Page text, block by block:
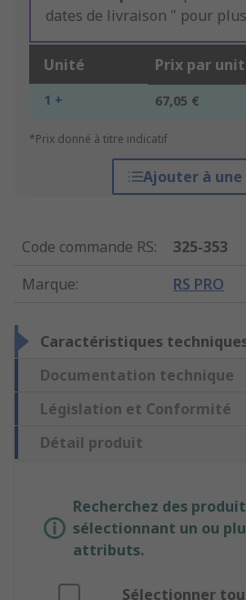
dates de livraison " pour
Unité Prix par
1 + 67,05 €
*Prix donné à titre indicatif
Ajouter à
Code commande RS:
325-353
Marque: RS PRO
Caractéristiques
Documentation technique
Législation et Conformité
Détail produit
Recherchez des
sélectionnant un ou
attributs.
Sélectionner